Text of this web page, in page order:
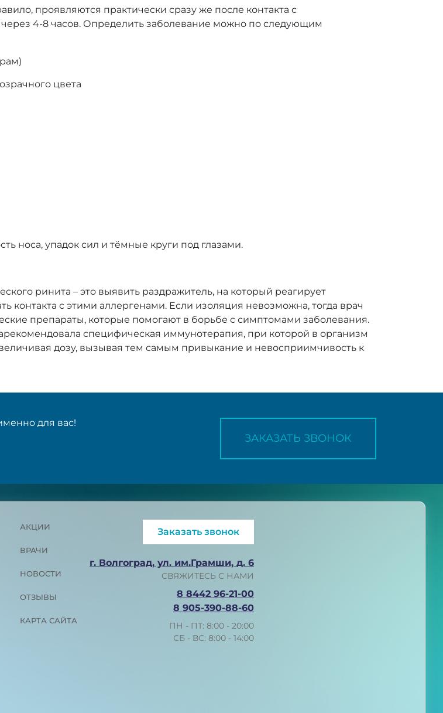
проявляются практически сразу же после контакта с
4-8 часов. Определить заболевание можно по следующим
цвета
носа, упадок сил и тёмные круги под глазами.
ринита – это выявить раздражитель, на который реагирует
контакта с этими аллергенами. Если изоляция невозможна, тогда врач
препараты, которые помогают в борьбе с симптомами заболевания.
специфическая иммунотерапия, при которой в организм
дозу, вызывая тем самым привыкание и невосприимчивость к
для вас!
ЗАКАЗАТЬ ЗВОНОК
АКЦИИ
ВРАЧИ
НОВОСТИ
ОТЗЫВЫ
КАРТА САЙТА
Заказать звонок
г. Волгоград, ул. им.Грамши, д. 6
СВЯЖИТЕСЬ С НАМИ
8 8442 96-21-00
8 905-390-88-60
ПН - ПТ: 8:00 - 20:00
СБ - ВС: 8:00 - 14:00